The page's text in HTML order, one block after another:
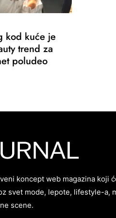
kod kuće je
trend za
poludeo
koncept web magazina koji
svet mode, lepote, lifestyle-a,
scene.